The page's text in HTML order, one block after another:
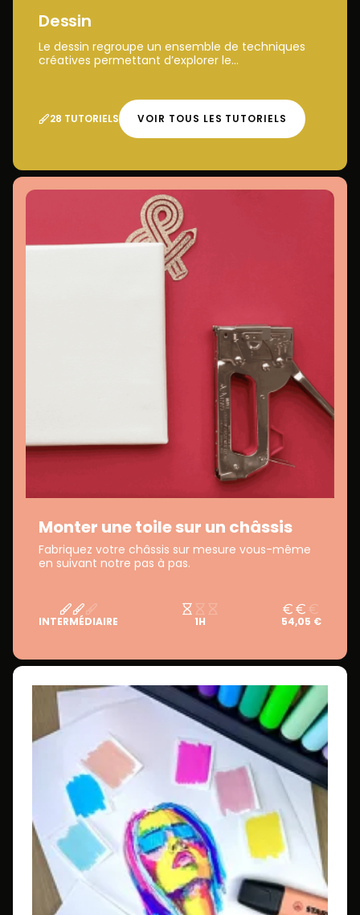
Dessin
Le dessin regroupe un ensemble de techniques
créatives permettant d’explorer le...
28 TUTORIELS VOIR TOUS LES TUTORIELS
Monter une toile sur un châssis
Fabriquez votre châssis sur mesure vous-même
en suivant notre pas à pas.
INTERMÉDIAIRE 1H 54,05 €